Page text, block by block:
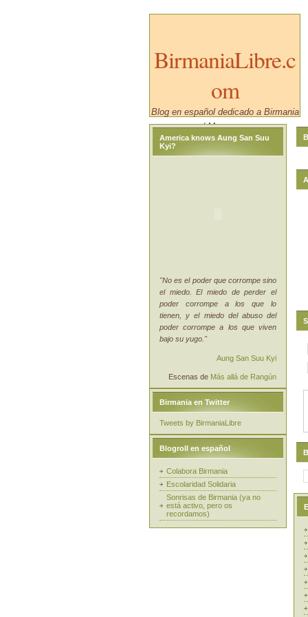
BirmaniaLibre.c
om
Blog en español dedicado a Birmania
/ Myanmar.
America knows Aung San Suu
Kyi?
"No es el poder que corrompe sino
el miedo. El miedo de perder el
poder corrompe a los que lo
tienen, y el miedo del abuso del
poder corrompe a los que viven
bajo su yugo."
Aung San Suu Kyi
Escenas de Más allá de Rangún
Birmania en Twitter
Tweets by BirmaniaLibre
Blogroll en español
Colabora Birmania
Escolaridad Solidaria
Sonrisas de Birmania (ya no
está activo, pero os
recordamos)